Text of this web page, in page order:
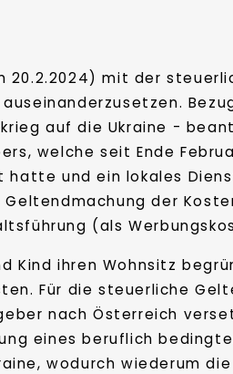
20.2.2024) mit der
auf die Ukraine -
welche seit Ende
und ein lokales
der
(als
Kind ihren Wohnsitz
Für die steuerliche
nach Österreich
eines beruflich
wodurch wiederum